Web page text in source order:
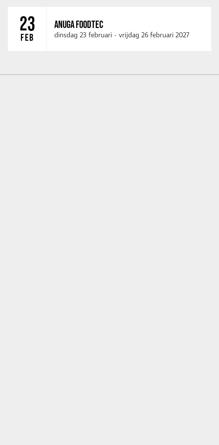
23
FEB
ANUGA FOODTEC
dinsdag 23 februari - vrijdag 26 februari 2027